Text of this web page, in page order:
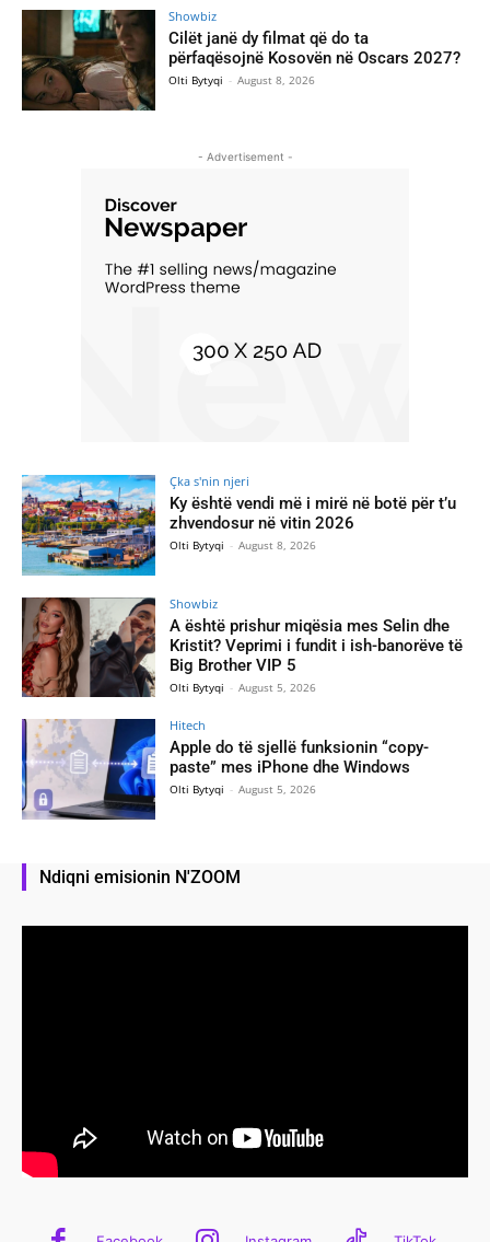
Showbiz
Cilët janë dy filmat që do ta
përfaqësojnë Kosovën në Oscars 2027?
Olti Bytyqi - August 8, 2026
- Advertisement -
Çka s'nin njeri
Ky është vendi më i mirë në botë për t’u
zhvendosur në vitin 2026
Olti Bytyqi - August 8, 2026
Showbiz
A është prishur miqësia mes Selin dhe
Kristit? Veprimi i fundit i ish-banorëve të
Big Brother VIP 5
Olti Bytyqi - August 5, 2026
Hitech
Apple do të sjellë funksionin “copy-
paste” mes iPhone dhe Windows
Olti Bytyqi - August 5, 2026
Ndiqni emisionin N'ZOOM